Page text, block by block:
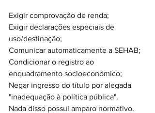
Exigir comprovação de renda;
Exigir declarações especiais de
uso/destinação;
Comunicar automaticamente a SEHAB;
Condicionar o registro ao
enquadramento socioeconômico;
Negar ingresso do título por alegada
"inadequação à política pública".
Nada disso possui amparo normativo.